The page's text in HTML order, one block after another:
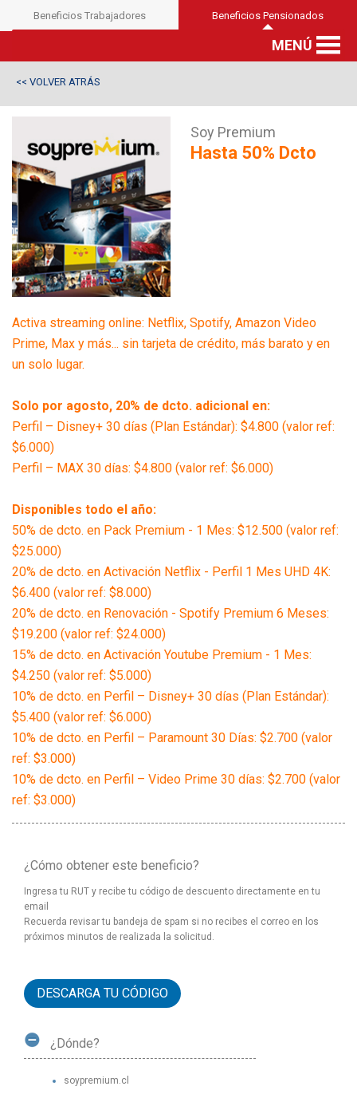
Beneficios Trabajadores Beneficios Pensionados
MENÚ
<< VOLVER ATRÁS
Soy Premium
Hasta 50% Dcto
Activa streaming online: Netflix, Spotify, Amazon Video
Prime, Max y más... sin tarjeta de crédito, más barato y en
un solo lugar.
Solo por agosto, 20% de dcto. adicional en:
Perfil – Disney+ 30 días (Plan Estándar): $4.800 (valor ref:
$6.000)
Perfil – MAX 30 días: $4.800 (valor ref: $6.000)
Disponibles todo el año:
50% de dcto. en Pack Premium - 1 Mes: $12.500 (valor ref:
$25.000)
20% de dcto. en Activación Netflix - Perfil 1 Mes UHD 4K:
$6.400 (valor ref: $8.000)
20% de dcto. en Renovación - Spotify Premium 6 Meses:
$19.200 (valor ref: $24.000)
15% de dcto. en Activación Youtube Premium - 1 Mes:
$4.250 (valor ref: $5.000)
10% de dcto. en Perfil – Disney+ 30 días (Plan Estándar):
$5.400 (valor ref: $6.000)
10% de dcto. en Perfil – Paramount 30 Días: $2.700 (valor
ref: $3.000)
10% de dcto. en Perfil – Video Prime 30 días: $2.700 (valor
ref: $3.000)
¿Cómo obtener este beneficio?
Ingresa tu RUT y recibe tu código de descuento directamente en tu
email
Recuerda revisar tu bandeja de spam si no recibes el correo en los
próximos minutos de realizada la solicitud.
DESCARGA TU CÓDIGO
¿Dónde?
soypremium.cl